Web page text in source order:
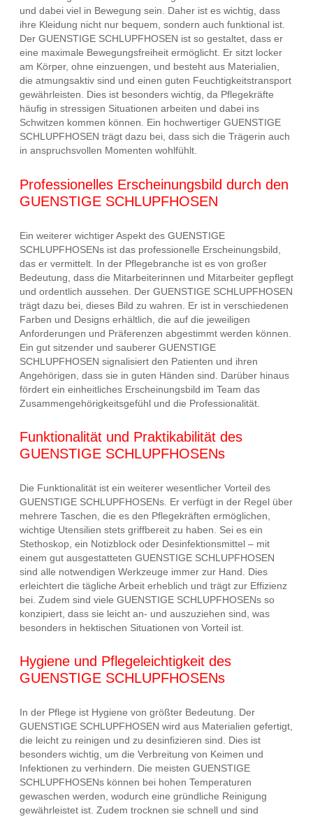
und dabei viel in Bewegung sein. Daher ist es wichtig, dass
ihre Kleidung nicht nur bequem, sondern auch funktional ist.
Der GUENSTIGE SCHLUPFHOSEN ist so gestaltet, dass er
eine maximale Bewegungsfreiheit ermöglicht. Er sitzt locker
am Körper, ohne einzuengen, und besteht aus Materialien,
die atmungsaktiv sind und einen guten Feuchtigkeitstransport
gewährleisten. Dies ist besonders wichtig, da Pflegekräfte
häufig in stressigen Situationen arbeiten und dabei ins
Schwitzen kommen können. Ein hochwertiger GUENSTIGE
SCHLUPFHOSEN trägt dazu bei, dass sich die Trägerin auch
in anspruchsvollen Momenten wohlfühlt.
Professionelles Erscheinungsbild durch den
GUENSTIGE SCHLUPFHOSEN
Ein weiterer wichtiger Aspekt des GUENSTIGE
SCHLUPFHOSENs ist das professionelle Erscheinungsbild,
das er vermittelt. In der Pflegebranche ist es von großer
Bedeutung, dass die Mitarbeiterinnen und Mitarbeiter gepflegt
und ordentlich aussehen. Der GUENSTIGE SCHLUPFHOSEN
trägt dazu bei, dieses Bild zu wahren. Er ist in verschiedenen
Farben und Designs erhältlich, die auf die jeweiligen
Anforderungen und Präferenzen abgestimmt werden können.
Ein gut sitzender und sauberer GUENSTIGE
SCHLUPFHOSEN signalisiert den Patienten und ihren
Angehörigen, dass sie in guten Händen sind. Darüber hinaus
fördert ein einheitliches Erscheinungsbild im Team das
Zusammengehörigkeitsgefühl und die Professionalität.
Funktionalität und Praktikabilität des
GUENSTIGE SCHLUPFHOSENs
Die Funktionalität ist ein weiterer wesentlicher Vorteil des
GUENSTIGE SCHLUPFHOSENs. Er verfügt in der Regel über
mehrere Taschen, die es den Pflegekräften ermöglichen,
wichtige Utensilien stets griffbereit zu haben. Sei es ein
Stethoskop, ein Notizblock oder Desinfektionsmittel – mit
einem gut ausgestatteten GUENSTIGE SCHLUPFHOSEN
sind alle notwendigen Werkzeuge immer zur Hand. Dies
erleichtert die tägliche Arbeit erheblich und trägt zur Effizienz
bei. Zudem sind viele GUENSTIGE SCHLUPFHOSENs so
konzipiert, dass sie leicht an- und auszuziehen sind, was
besonders in hektischen Situationen von Vorteil ist.
Hygiene und Pflegeleichtigkeit des
GUENSTIGE SCHLUPFHOSENs
In der Pflege ist Hygiene von größter Bedeutung. Der
GUENSTIGE SCHLUPFHOSEN wird aus Materialien gefertigt,
die leicht zu reinigen und zu desinfizieren sind. Dies ist
besonders wichtig, um die Verbreitung von Keimen und
Infektionen zu verhindern. Die meisten GUENSTIGE
SCHLUPFHOSENs können bei hohen Temperaturen
gewaschen werden, wodurch eine gründliche Reinigung
gewährleistet ist. Zudem trocknen sie schnell und sind